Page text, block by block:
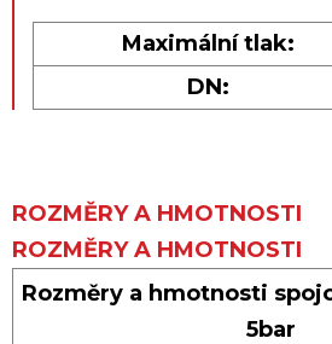
Maximální tlak:
DN:
ROZMĚRY A HMOTNOSTI
ROZMĚRY A HMOTNOSTI
Rozměry a hmotnosti
5bar